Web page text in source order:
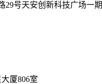
29号天安创新科技广场一期
厦806室